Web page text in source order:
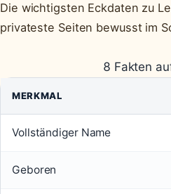
Die wichtigsten Eckdaten zu
privateste Seiten bewusst im
8 Fakten
MERKMAL
Vollständiger Name
Geboren